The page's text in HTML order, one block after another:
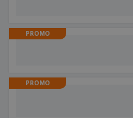
PROMO
PROMO